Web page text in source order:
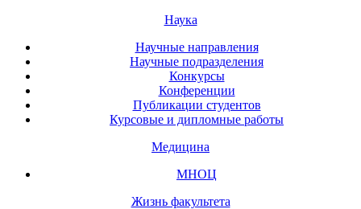
Наука
Научные направления
Научные подразделения
Конкурсы
Конференции
Публикации студентов
Курсовые и дипломные работы
Медицина
МНОЦ
Жизнь факультета